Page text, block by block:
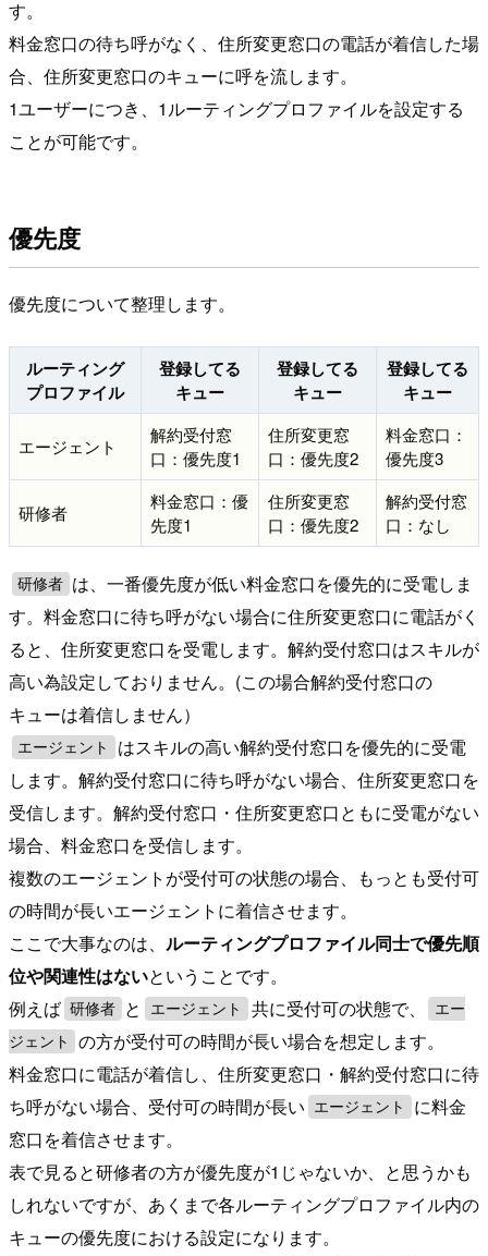
す。
料金窓口の待ち呼がなく、住所変更窓口の電話が着信した場
合、住所変更窓口のキューに呼を流します。
1ユーザーにつき、1ルーティングプロファイルを設定する
ことが可能です。
優先度
優先度について整理します。
ルーティング
プロファイル
登録してる
キュー
登録してる
キュー
登録してる
キュー
エージェント
解約受付窓
口：優先度1
住所変更窓
口：優先度2
料金窓口：
優先度3
研修者
料金窓口：優
先度1
住所変更窓
口：優先度2
解約受付窓
口：なし
研修者 は、一番優先度が低い料金窓口を優先的に受電しま
す。料金窓口に待ち呼がない場合に住所変更窓口に電話がく
ると、住所変更窓口を受電します。解約受付窓口はスキルが
高い為設定しておりません。(この場合解約受付窓口の
キューは着信しません）
エージェント
はスキルの高い解約受付窓口を優先的に受電
します。解約受付窓口に待ち呼がない場合、住所変更窓口を
受信します。解約受付窓口・住所変更窓口ともに受電がない
場合、料金窓口を受信します。
複数のエージェントが受付可の状態の場合、もっとも受付可
の時間が長いエージェントに着信させます。
ここで大事なのは、 ルーティングプロファイル同士で優先順
位や関連性はないということです。
例えば 研修者 と エージェント 共に受付可の状態で、
エー
ジェント
の方が受付可の時間が長い場合を想定します。
料金窓口に電話が着信し、住所変更窓口・解約受付窓口に待
ち呼がない場合、受付可の時間が長い
エージェント
に料金
窓口を着信させます。
表で見ると研修者の方が優先度が1じゃないか、と思うかも
しれないですが、あくまで各ルーティングプロファイル内の
キューの優先度における設定になります。